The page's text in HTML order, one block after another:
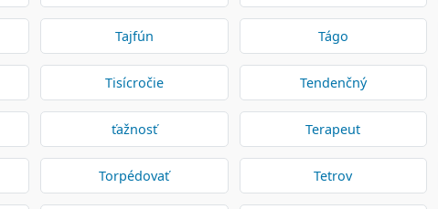
Tajfún Tágo
Tisícročie Tendenčný
ťažnosť Terapeut
Torpédovať Tetrov